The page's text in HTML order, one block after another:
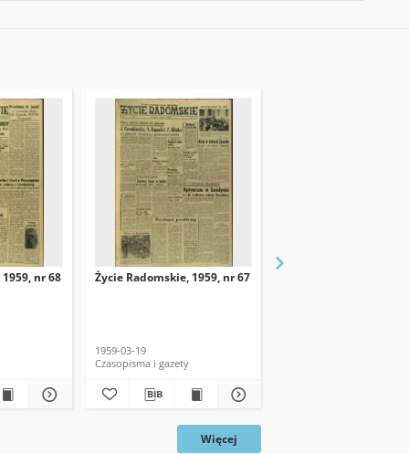
nr 68 Życie Radomskie, 1959, nr 67
1959-03-19
Czasopisma i gazety
Więcej